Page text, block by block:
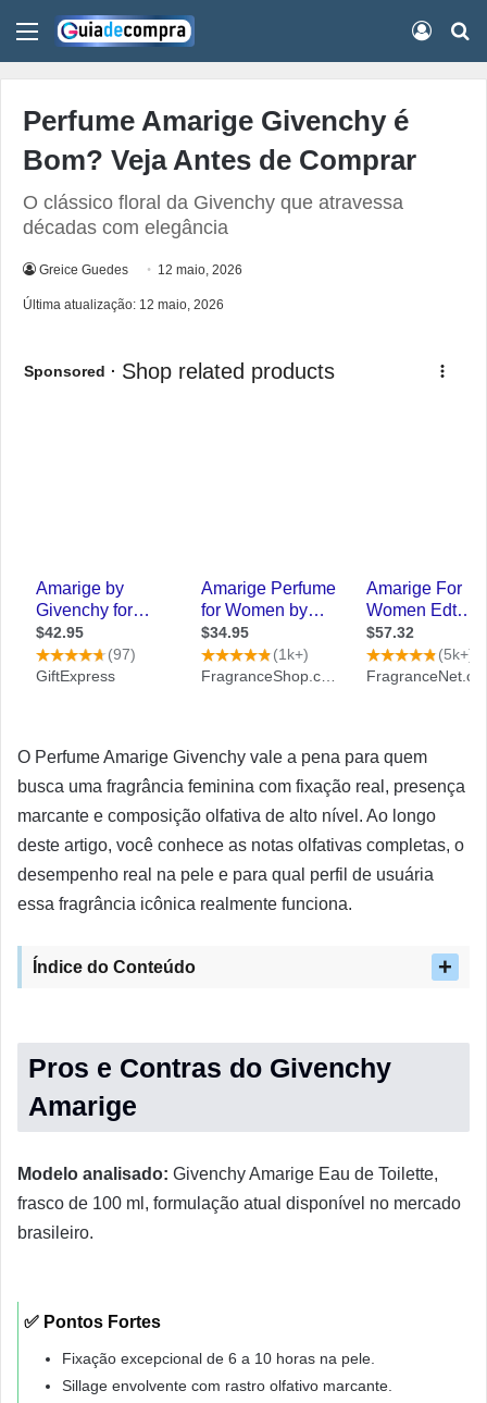
Menu
Perfume Amarige Givenchy é
Bom? Veja Antes de Comprar
O clássico floral da Givenchy que atravessa
décadas com elegância
Greice Guedes 12 maio, 2026
Última atualização: 12 maio, 2026
O Perfume Amarige Givenchy vale a pena para quem
busca uma fragrância feminina com fixação real, presença
marcante e composição olfativa de alto nível. Ao longo
deste artigo, você conhece as notas olfativas completas, o
desempenho real na pele e para qual perfil de usuária
essa fragrância icônica realmente funciona.
Índice do Conteúdo
Pros e Contras do Givenchy
Amarige
Modelo analisado: Givenchy Amarige Eau de Toilette,
frasco de 100 ml, formulação atual disponível no mercado
brasileiro.
✅ Pontos Fortes
Fixação excepcional de 6 a 10 horas na pele.
Sillage envolvente com rastro olfativo marcante.